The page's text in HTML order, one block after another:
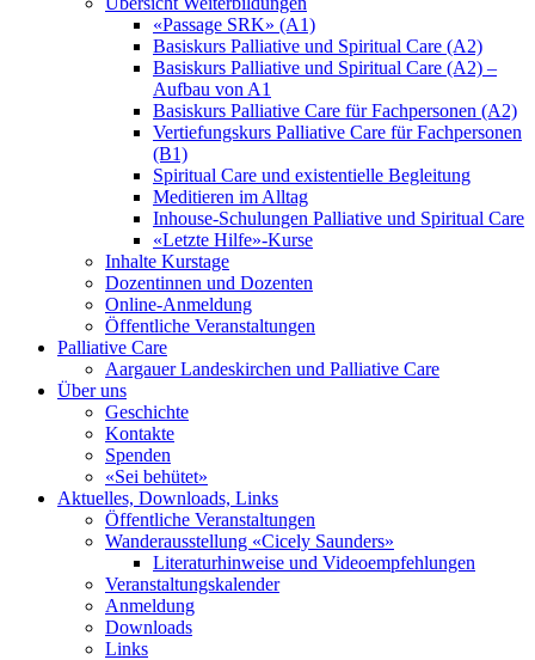
«Passage SRK» (A1)
Basiskurs Palliative und Spiritual Care (A2)
Basiskurs Palliative und Spiritual Care (A2) –
Aufbau von A1
Basiskurs Palliative Care für Fachpersonen (A2)
Vertiefungskurs Palliative Care für Fachpersonen
(B1)
Spiritual Care und existentielle Begleitung
Meditieren im Alltag
Inhouse-Schulungen Palliative und Spiritual Care
«Letzte Hilfe»-Kurse
Inhalte Kurstage
Dozentinnen und Dozenten
Online-Anmeldung
Öffentliche Veranstaltungen
Palliative Care
Aargauer Landeskirchen und Palliative Care
Über uns
Geschichte
Kontakte
Spenden
«Sei behütet»
Aktuelles, Downloads, Links
Öffentliche Veranstaltungen
Wanderausstellung «Cicely Saunders»
Literaturhinweise und Videoempfehlungen
Veranstaltungskalender
Anmeldung
Downloads
Links